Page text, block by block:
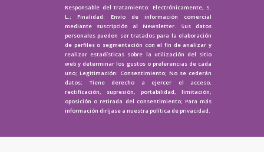
Responsable del tratamiento: Electrónicamente, S.
L.; Finalidad: Envío de información comercial
mediante suscripción al Newsletter. Sus datos
personales pueden ser tratados para la elaboración
de perfiles o segmentación con el fin de analizar y
realizar estadísticas sobre la utilización del sitio
web y determinar los gustos o preferencias de cada
uno; Legitimación: Consentimiento; No se cederán
datos; Tiene derecho a ejercer el acceso,
rectificación, supresión, portabilidad, limitación,
oposición o retirada del consentimiento; Para más
información diríjase a nuestra política de privacidad.